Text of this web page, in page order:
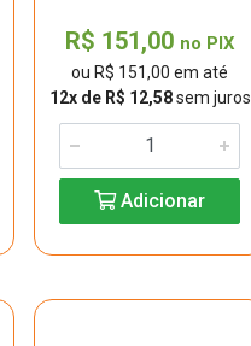
R$ 151,00 no PIX
ou R$ 151,00 em até
12x de R$ 12,58sem juros
Adicionar